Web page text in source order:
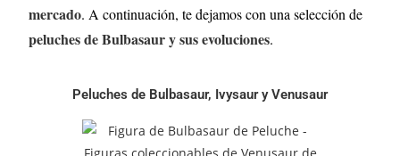
mercado. A continuación, te dejamos con una selección de
peluches de Bulbasaur y sus evoluciones.
Peluches de Bulbasaur, Ivysaur y Venusaur